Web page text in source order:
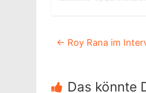
← Roy Rana im
Das könnte